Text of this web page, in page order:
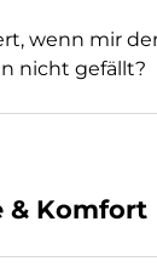
wenn mir
nicht gefällt?
& Komfort